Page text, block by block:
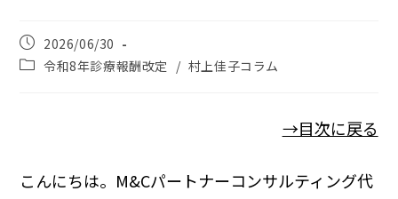
2026/06/30
令和8年診療報酬改定 / 村上佳子コラム
→目次に戻る
こんにちは。M&Cパートナーコンサルティング代